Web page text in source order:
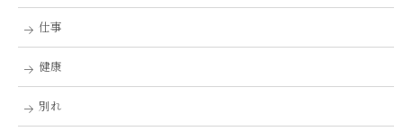
仕事
健康
別れ